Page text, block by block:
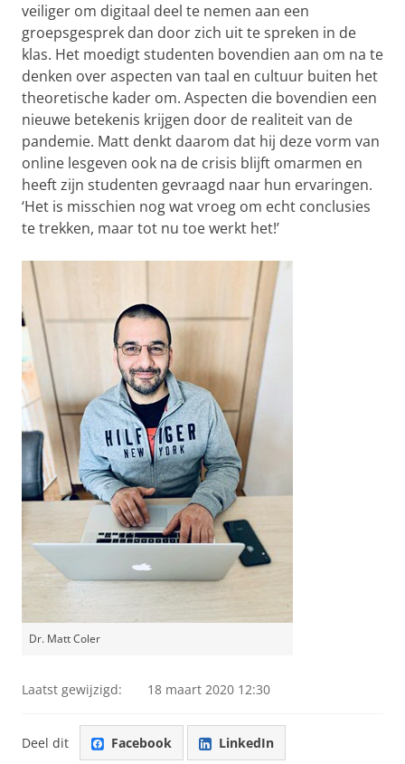
veiliger om digitaal deel te nemen aan een
groepsgesprek dan door zich uit te spreken in de
klas. Het moedigt studenten bovendien aan om na te
denken over aspecten van taal en cultuur buiten het
theoretische kader om. Aspecten die bovendien een
nieuwe betekenis krijgen door de realiteit van de
pandemie. Matt denkt daarom dat hij deze vorm van
online lesgeven ook na de crisis blijft omarmen en
heeft zijn studenten gevraagd naar hun ervaringen.
‘Het is misschien nog wat vroeg om echt conclusies
te trekken, maar tot nu toe werkt het!’
Dr. Matt Coler
Laatst gewijzigd: 18 maart 2020 12:30
Deel dit Facebook LinkedIn